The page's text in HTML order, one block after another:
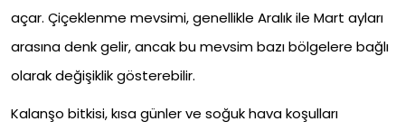
açar. Çiçeklenme mevsimi, genellikle Aralık ile Mart ayları
arasına denk gelir, ancak bu mevsim bazı bölgelere bağlı
olarak değişiklik gösterebilir.
Kalanşo bitkisi, kısa günler ve soğuk hava koşulları